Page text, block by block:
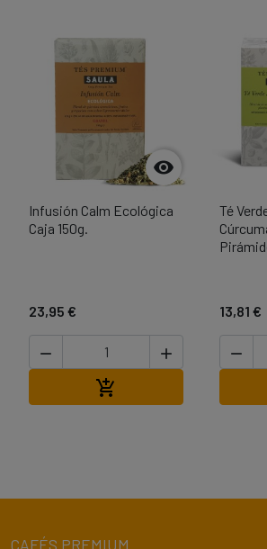

Infusión Calm Ecológica
Caja 150g.
23,95 €
 

Té
13,81 €

CAFÉS PREMIUM